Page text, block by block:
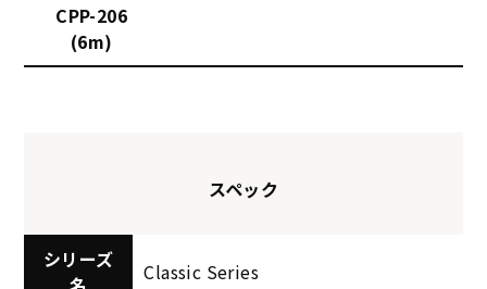
CPP-206
(6m)
スペック
シリーズ
Classic Series